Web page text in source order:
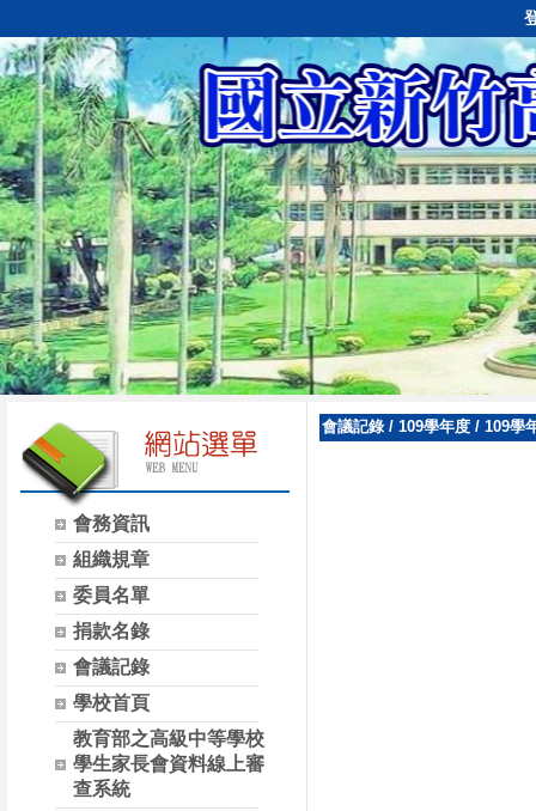
會務資訊
組織規章
委員名單
捐款名錄
會議記錄
學校首頁
教育部之高級中等學校
學生家長會資料線上審
查系統
會議記錄/ 109學年度 / 109學